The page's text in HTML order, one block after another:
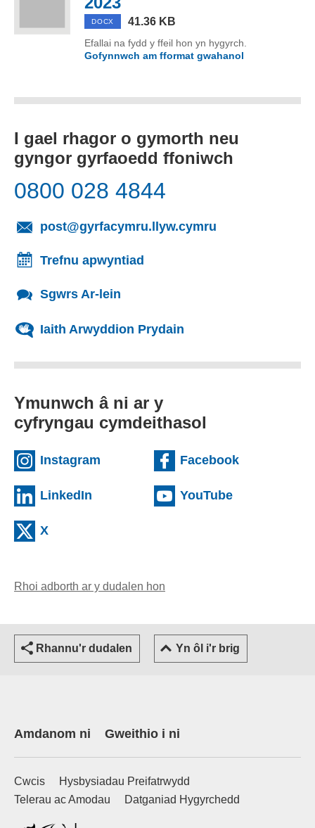
DOCX 41.36 KB
Efallai na fydd y ffeil hon yn hygyrch.
Gofynnwch am fformat gwahanol
I gael rhagor o gymorth neu
gyngor gyrfaoedd ffoniwch
0800 028 4844
post@gyrfacymru.llyw.cymru
Trefnu apwyntiad
Sgwrs Ar-lein
Iaith Arwyddion Prydain
Ymunwch â ni ar y
cyfryngau cymdeithasol
Instagram (external websiteCY)
Facebook(external
LinkedIn (external websiteCY)
YouTube(external
X
Rhoi adborth ar y dudalen hon
Rhannu'r dudalen Yn ôl i'r brig
Amdanom ni Gweithio i ni
Cwcis
Hysbysiadau Preifatrwydd
Telerau ac Amodau
Datganiad Hygyrchedd